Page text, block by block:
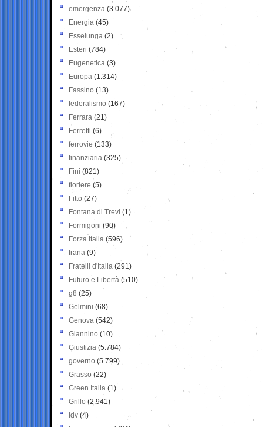
emergenza (3.077)
Energia (45)
Esselunga (2)
Esteri (784)
Eugenetica (3)
Europa (1.314)
Fassino (13)
federalismo (167)
Ferrara (21)
Ferretti (6)
ferrovie (133)
finanziaria (325)
Fini (821)
fioriere (5)
Fitto (27)
Fontana di Trevi (1)
Formigoni (90)
Forza Italia (596)
frana (9)
Fratelli d'Italia (291)
Futuro e Libertà (510)
g8 (25)
Gelmini (68)
Genova (542)
Giannino (10)
Giustizia (5.784)
governo (5.799)
Grasso (22)
Green Italia (1)
Grillo (2.941)
Idv (4)